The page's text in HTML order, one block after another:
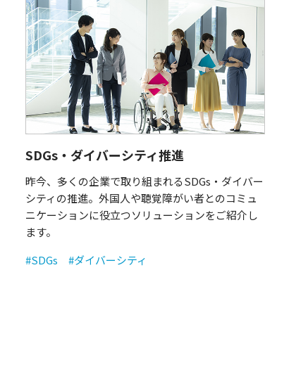
SDGs・ダイバーシティ推進
昨今、多くの企業で取り組まれるSDGs・ダイバー
シティの推進。外国人や聴覚障がい者とのコミュ
ニケーションに役立つソリューションをご紹介し
ます。
#SDGs
#ダイバーシティ